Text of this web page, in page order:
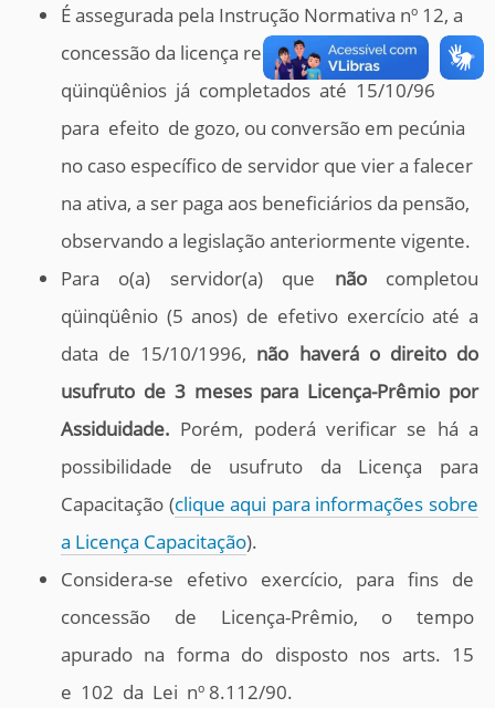
É assegurada pela Instrução Normativa nº 12, a
concessão da licença relativamente aos
qüinqüênios já completados até 15/10/96
para efeito de gozo, ou conversão em pecúnia
no caso específico de servidor que vier a falecer
na ativa, a ser paga aos beneficiários da pensão,
observando a legislação anteriormente vigente.
Para o(a) servidor(a) que nãocompletou
qüinqüênio (5 anos) de efetivo exercício até a
data de 15/10/1996, não haverá o direito do
usufruto de 3 meses para Licença-Prêmio por
Assiduidade. Porém, poderá verificar se há a
possibilidade de usufruto da Licença para
Capacitação (clique aqui para informações sobre
a Licença Capacitação).
Considera-se efetivo exercício, para fins de
concessão de Licença-Prêmio, o tempo
apurado na forma do disposto nos arts. 15
e 102 da Lei nº 8.112/90.